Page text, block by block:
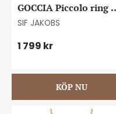
GOCCIA Piccolo ring
#58
SIF JAKOBS
1 799 kr